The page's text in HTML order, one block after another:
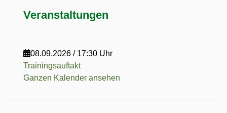
Veranstaltungen
08.09.2026 / 17:30 Uhr
Trainingsauftakt
Ganzen Kalender ansehen